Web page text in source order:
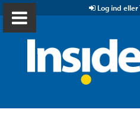
Log ind